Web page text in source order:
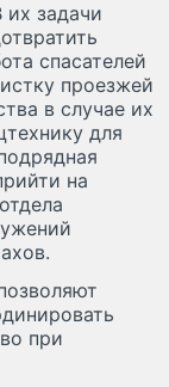
задачи
спасателей
проезжей
в случае их
для
на
при